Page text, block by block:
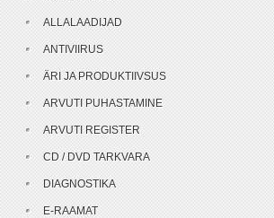
ALLALAADIJAD
ANTIVIIRUS
ÄRI JA PRODUKTIIVSUS
ARVUTI PUHASTAMINE
ARVUTI REGISTER
CD / DVD TARKVARA
DIAGNOSTIKA
E-RAAMAT